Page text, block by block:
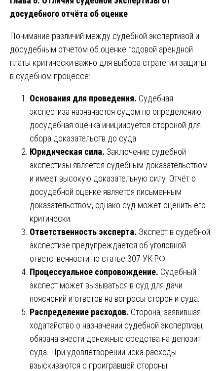
досудебного отчёта об оценке
Понимание различий между судебной экспертизой и
досудебным отчётом об оценке годовой арендной
платы критически важно для выбора стратегии защиты
в судебном процессе:
Основания для проведения. Судебная
экспертиза назначается судом по определению;
досудебная оценка инициируется стороной для
сбора доказательств до суда.
Юридическая сила. Заключение судебной
экспертизы является судебным доказательством
и имеет высокую доказательную силу. Отчёт о
досудебной оценке является письменным
доказательством, однако суд может оценить его
критически.
Ответственность эксперта. Эксперт в судебной
экспертизе предупреждается об уголовной
ответственности по статье 307 УК РФ.
Процессуальное сопровождение. Судебный
эксперт может вызываться в суд для дачи
пояснений и ответов на вопросы сторон и суда.
Распределение расходов. Сторона, заявившая
ходатайство о назначении судебной экспертизы,
обязана внести денежные средства на депозит
суда. При удовлетворении иска расходы
взыскиваются с проигравшей стороны.